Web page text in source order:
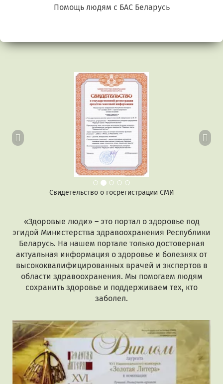
Беларусь. Gluten free
Свидетельство о госрегистрации СМИ
Предыдущий
«Здоровые люди» – это портал о здоровье под
эгидой Министерства здравоохранения Республики
Беларусь. На нашем портале только достоверная
актуальная информация о здоровье и болезнях от
высококвалифицированных врачей и экспертов в
области здравоохранения. Мы помогаем людям
сохранить здоровье и поддерживаем тех, кто
заболел.